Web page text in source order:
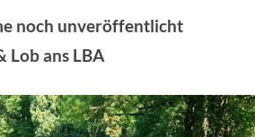
noch unveröffentlicht
Lob ans LBA